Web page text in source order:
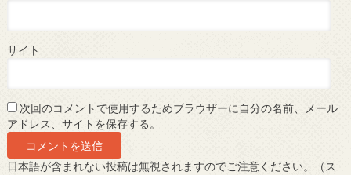
サイト
次回のコメントで使用するためブラウザーに自分の名前、メール
アドレス、サイトを保存する。
日本語が含まれない投稿は無視されますのでご注意ください。（ス